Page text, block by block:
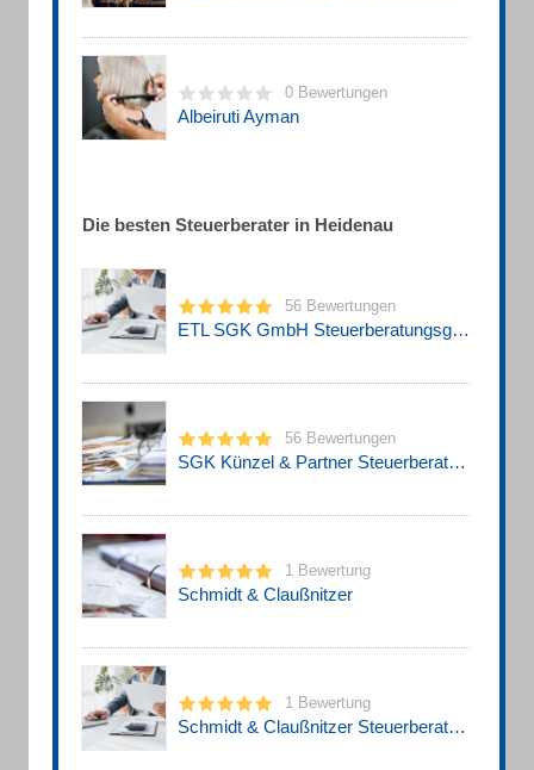
0 Bewertungen
Albeiruti Ayman
Die besten Steuerberater in Heidenau
56 Bewertungen
ETL SGK GmbH Steuerberatungsgesellschaft
56 Bewertungen
SGK Künzel & Partner Steuerberatungsgesellschaft PartG mbB
1 Bewertung
Schmidt & Claußnitzer
1 Bewertung
Schmidt & Claußnitzer Steuerberatungsgesellschaft mbH